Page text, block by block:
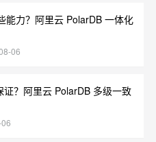
能力？阿里云 PolarDB 一体化
06
？阿里云 PolarDB 多级一致